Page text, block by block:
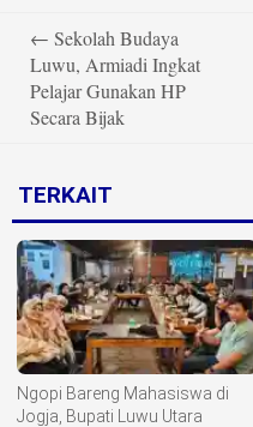
navigation
← Sekolah Budaya
Luwu, Armiadi Ingkat
Pelajar Gunakan HP
Secara Bijak
TERKAIT
Ngopi Bareng Mahasiswa di
Jogja, Bupati Luwu Utara